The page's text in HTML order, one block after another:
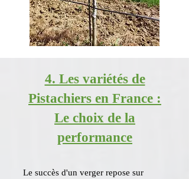
4. Les variétés de
Pistachiers en France :
Le choix de la
performance
Le succès d'un verger repose sur